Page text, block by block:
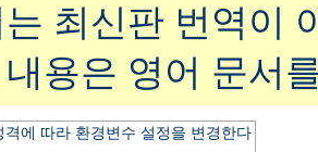
최신판 번역이
용은 영어 문서
격에 따라 환경변수 설정을 변경한다